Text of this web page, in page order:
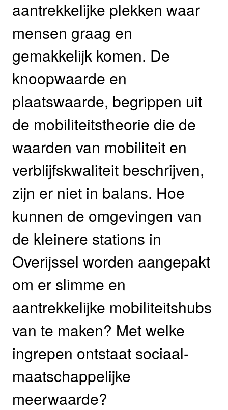
aantrekkelijke plekken waar
mensen graag en
gemakkelijk komen. De
knoopwaarde en
plaatswaarde, begrippen uit
de mobiliteitstheorie die de
waarden van mobiliteit en
verblijfskwaliteit beschrijven,
zijn er niet in balans. Hoe
kunnen de omgevingen van
de kleinere stations in
Overijssel worden aangepakt
om er slimme en
aantrekkelijke mobiliteitshubs
van te maken? Met welke
ingrepen ontstaat sociaal-
maatschappelijke
meerwaarde?